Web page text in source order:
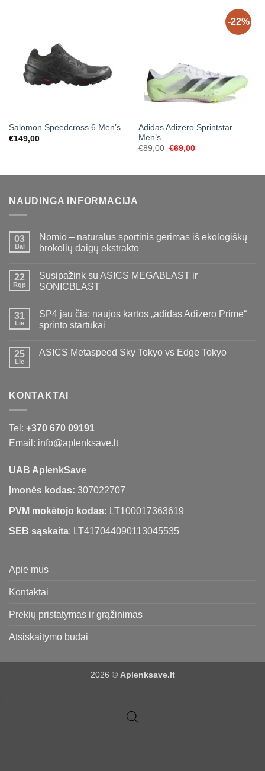
Salomon Speedcross 6 Men’s
€149,00
-22%
Adidas Adizero Sprintstar
Men’s
€89,00 Original
€69,00Current
NAUDINGA INFORMACIJA
03
Bal
Nomio – natūralus sportinis gėrimas iš ekologiškų
brokolių daigų ekstrakto
22
Rgp
Susipažink su ASICS MEGABLAST ir
SONICBLAST
31
Lie
SP4 jau čia: naujos kartos „adidas Adizero Prime“
sprinto startukai
25
Lie
ASICS Metaspeed Sky Tokyo vs Edge Tokyo
KONTAKTAI
Tel: +370 670 09191
Email: info@aplenksave.lt
UAB AplenkSave
Įmonės kodas: 307022707
PVM mokėtojo kodas: LT100017363619
SEB sąskaita: LT417044090113045535
Apie mus
Kontaktai
Prekių pristatymas ir grąžinimas
Atsiskaitymo būdai
2026 © Aplenksave.lt